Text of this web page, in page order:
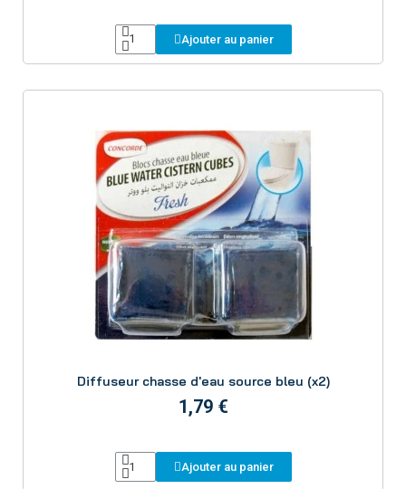
Ajouter au panier
Diffuseur chasse d'eau source bleu (x2)
1,79 €
Ajouter au panier